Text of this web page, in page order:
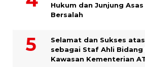
Hukum dan Junjung
Bersalah
Selamat dan Sukses
sebagai Staf Ahli
Kawasan Kementerian